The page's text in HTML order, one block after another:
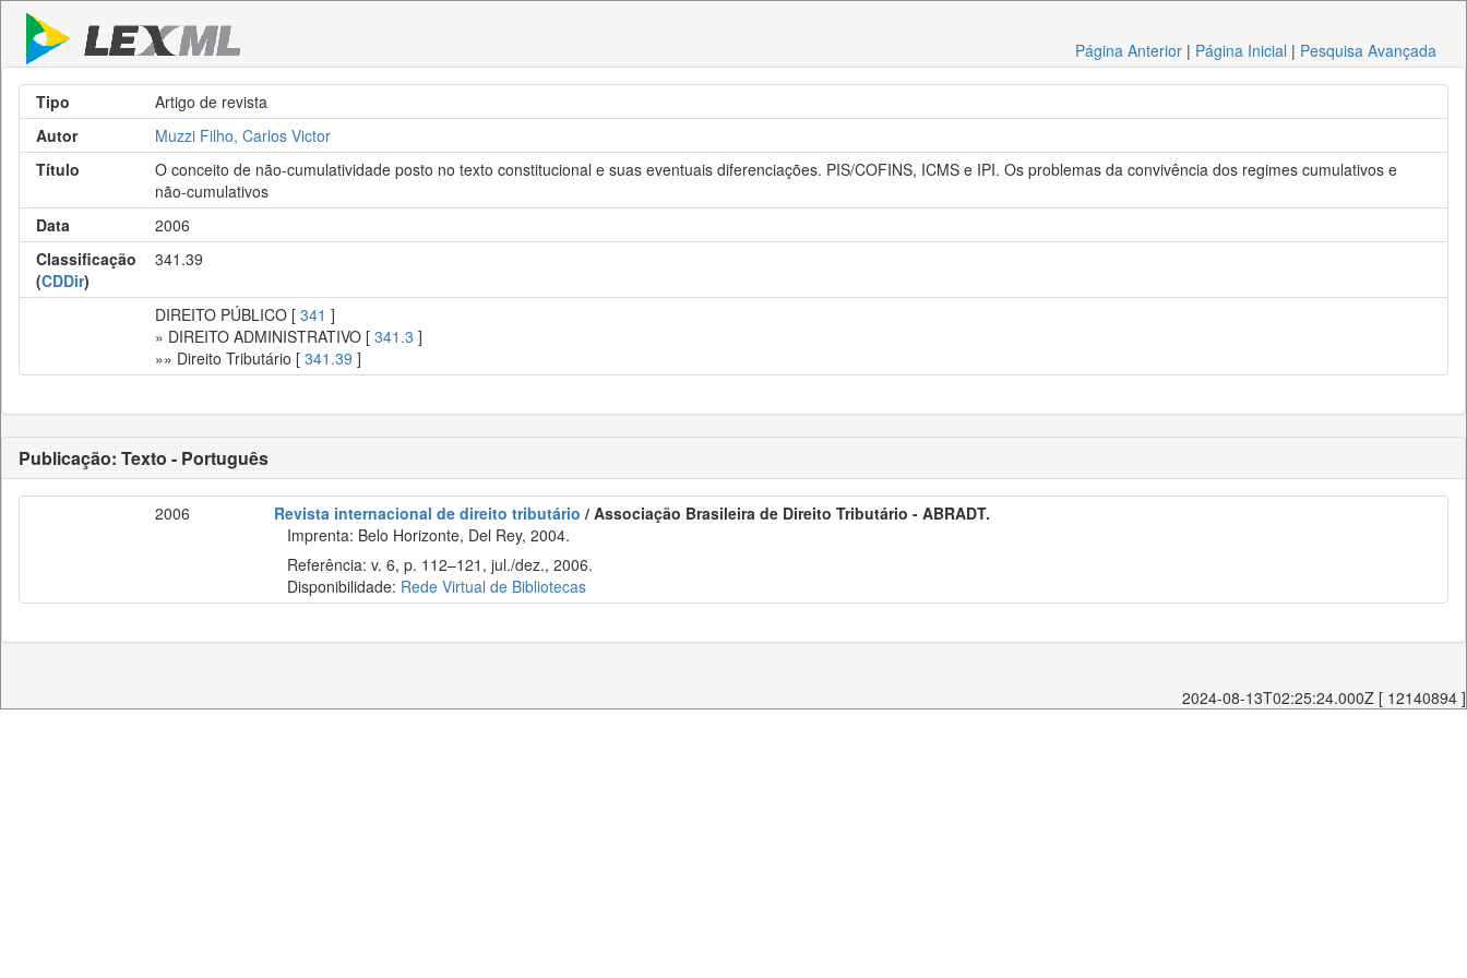
Página Anterior | Página Inicial | Pesquisa Avançada
Tipo
Artigo de revista
Autor
Muzzi Filho, Carlos Victor
Título
O conceito de não-cumulatividade posto no texto constitucional e suas eventuais diferenciações. PIS/COFINS, ICMS e IPI. Os problemas da convivência dos regimes cumulativos e
não-cumulativos
Data
2006
Classificação
(CDDir)
341.39
DIREITO PÚBLICO [ 341 ]
» DIREITO ADMINISTRATIVO [ 341.3 ]
»» Direito Tributário [ 341.39 ]
Publicação: Texto - Português
2006 Revista internacional de direito tributário / Associação Brasileira de Direito Tributário - ABRADT.
Imprenta: Belo Horizonte, Del Rey, 2004.
Referência: v. 6, p. 112–121, jul./dez., 2006.
Disponibilidade: Rede Virtual de Bibliotecas
2024-08-13T02:25:24.000Z [ 12140894 ]